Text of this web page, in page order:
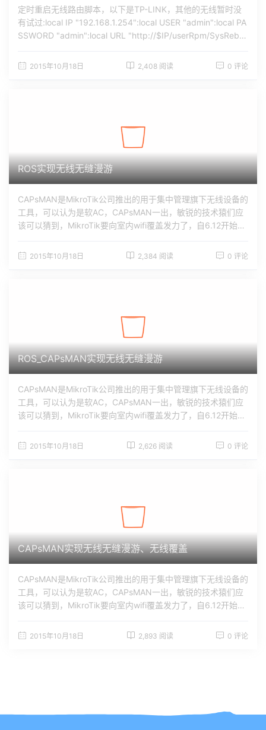
定时重启无线路由脚本，以下是TP-LINK，其他的无线暂时没
有试过:local IP "192.168.1.254":local USER "admin":local PA
SSWORD "admin":local URL "http://$IP/userRpm/SysRebo
C6%F7":if ( [ /ping $IP count=5 ] !=0 ) do={ :log info ("$IP
2015年10月18日 2,408 阅读 0 评论
ROS实现无线无缝漫游
CAPsMAN是MikroTik公司推出的用于集中管理旗下无线设备的
工具，可以认为是软AC，CAPsMAN一出，敏锐的技术猿们应
该可以猜到，MikroTik要向室内wifi覆盖发力了，自6.12开始，
步趋于完善，果不其然，MikroTik公司在14年9月公布了旗下的
CAPsMAN。安装：CAPsMAN现为一个独立的功能包，大家可
以去http://www.mikrotik.com/download下载。其实最新的标
可。怎么启用和安装，这里就不废话了。注意：就目前的最新
版本6.19而言，设备在启用CAPsMAN功能包之后会自动禁用w
2015年10月18日 2,384 阅读 0 评论
ROS_CAPsMAN实现无线无缝漫游
CAPsMAN是MikroTik公司推出的用于集中管理旗下无线设备的
工具，可以认为是软AC，CAPsMAN一出，敏锐的技术猿们应
该可以猜到，MikroTik要向室内wifi覆盖发力了，自6.12开始，
步趋于完善，果不其然，MikroTik公司在14年9月公布了旗下的
CAPsMAN。安装：CAPsMAN现为一个独立的功能包，大家可
以去http://www.mikrotik.com/download下载。其实最新的标
可。怎么启用和安装，这里就不废话了。注意：就目前的最新
版本6.19而言，设备在启用CAPsMAN功能包之后会自动禁用w
2015年10月18日 2,626 阅读 0 评论
CAPsMAN实现无线无缝漫游、无线覆盖
CAPsMAN是MikroTik公司推出的用于集中管理旗下无线设备的
工具，可以认为是软AC，CAPsMAN一出，敏锐的技术猿们应
该可以猜到，MikroTik要向室内wifi覆盖发力了，自6.12开始，
步趋于完善，果不其然，MikroTik公司在14年9月公布了旗下的
以去http://www.mikrotik.com/download下载。其实最新的标
2015年10月18日 2,893 阅读 0 评论